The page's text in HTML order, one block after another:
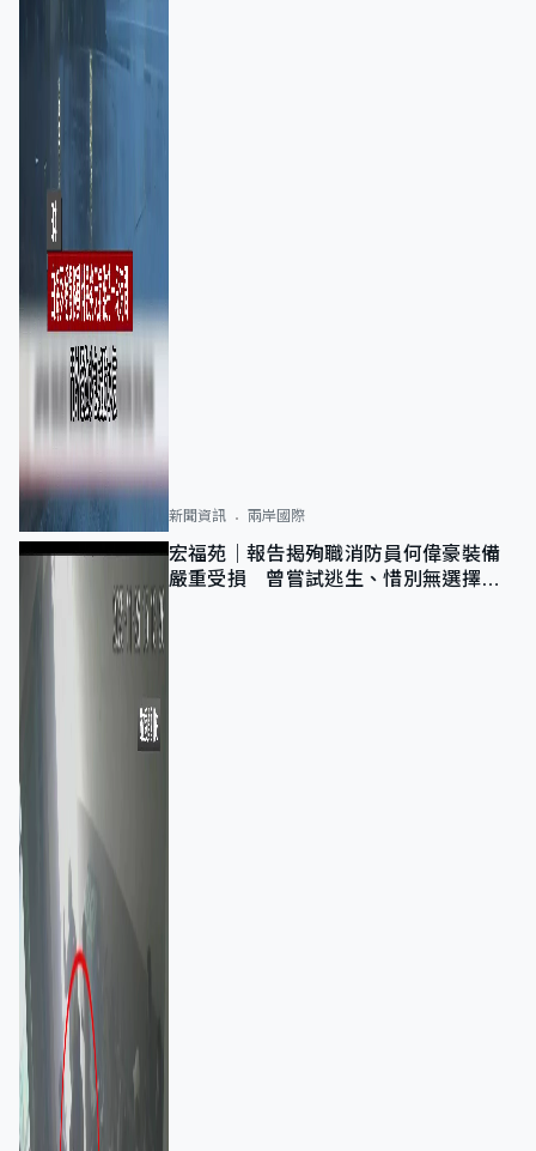
新聞資訊 兩岸國際
宏福苑｜報告揭殉職消防員何偉豪裝備
嚴重受損 曾嘗試逃生、惜別無選擇下